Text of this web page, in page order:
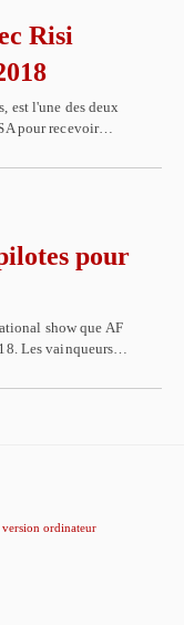
Risi
est l'une des deux
pour recevoir…
pour
show que AF
Les vainqueurs…
ordinateur